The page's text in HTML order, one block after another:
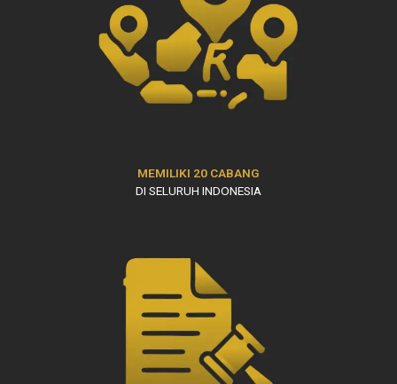
MEMILIKI 20 CABANG
DI SELURUH INDONESIA